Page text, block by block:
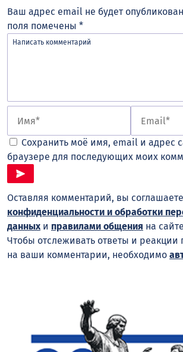
Ваш адрес email не будет
поля помечены *
Сохранить моё имя, email и адрес
браузере для последующих моих
Оставляя комментарий, вы
конфиденциальности и обработки
данныхи правилами общения на
Чтобы отслеживать ответы и реакции
на ваши комментарии, необходимо